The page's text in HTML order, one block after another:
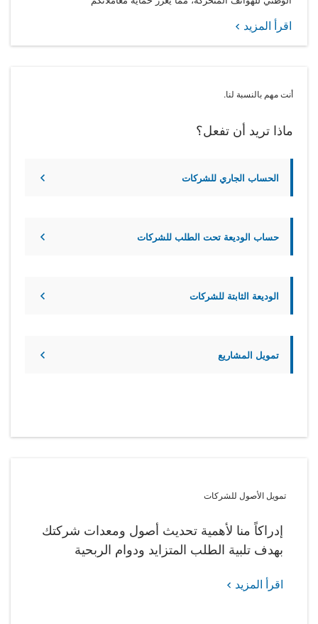
اقرأ المزيد
أنت مهم بالنسبة لنا.
ماذا تريد أن تفعل؟
الحساب الجاري للشركات
حساب الوديعة تحت الطلب للشركات
الوديعة الثابتة للشركات
تمويل المشاريع
تمويل الأصول للشركات
إدراكاً منا لأهمية تحديث أصول ومعدات شركتك
بهدف تلبية الطلب المتزايد ودوام الربحية
اقرأ المزيد